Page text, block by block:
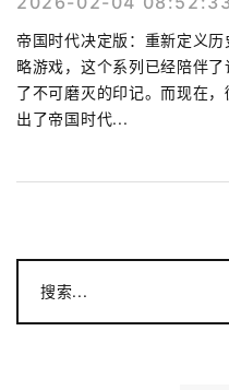
帝国时代决定版：重新定义
略游戏，这个系列已经陪伴
了不可磨灭的印记。而现在
出了帝国时代...
搜索...